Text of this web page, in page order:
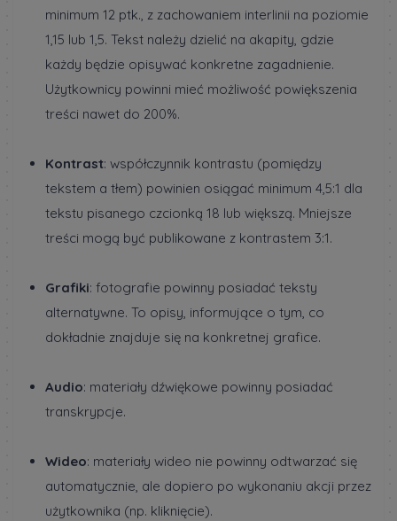
minimum 12 ptk., z zachowaniem interlinii na poziomie
1,15 lub 1,5. Tekst należy dzielić na akapity, gdzie
każdy będzie opisywać konkretne zagadnienie.
Użytkownicy powinni mieć możliwość powiększenia
treści nawet do 200%.
Kontrast: współczynnik kontrastu (pomiędzy
tekstem a tłem) powinien osiągać minimum 4,5:1 dla
tekstu pisanego czcionką 18 lub większą. Mniejsze
treści mogą być publikowane z kontrastem 3:1.
Grafiki: fotografie powinny posiadać teksty
alternatywne. To opisy, informujące o tym, co
dokładnie znajduje się na konkretnej grafice.
Audio: materiały dźwiękowe powinny posiadać
transkrypcje.
Wideo: materiały wideo nie powinny odtwarzać się
automatycznie, ale dopiero po wykonaniu akcji przez
użytkownika (np. kliknięcie).